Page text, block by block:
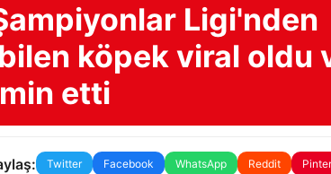
Ligi'nden
köpek viral oldu
etti
Twitter Facebook WhatsApp Reddit